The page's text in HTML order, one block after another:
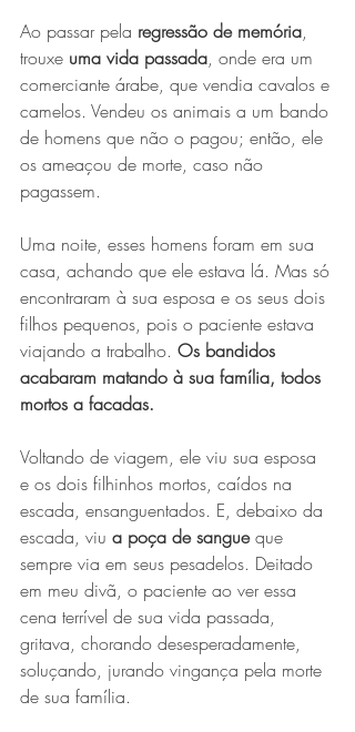
Ao passar pela regressão de memória,
trouxe uma vida passada, onde era um
comerciante árabe, que vendia cavalos e
camelos. Vendeu os animais a um bando
de homens que não o pagou; então, ele
os ameaçou de morte, caso não
pagassem.
Uma noite, esses homens foram em sua
casa, achando que ele estava lá. Mas só
encontraram à sua esposa e os seus dois
filhos pequenos, pois o paciente estava
viajando a trabalho. Os bandidos
acabaram matando à sua família, todos
mortos a facadas.
Voltando de viagem, ele viu sua esposa
e os dois filhinhos mortos, caídos na
escada, ensanguentados. E, debaixo da
escada, viu a poça de sangue que
sempre via em seus pesadelos. Deitado
em meu divã, o paciente ao ver essa
cena terrível de sua vida passada,
gritava, chorando desesperadamente,
soluçando, jurando vingança pela morte
de sua família.